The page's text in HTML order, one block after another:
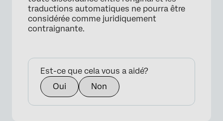
traductions automatiques ne pourra être
considérée comme juridiquement
contraignante.
Est-ce que cela vous a aidé?
Oui
Non